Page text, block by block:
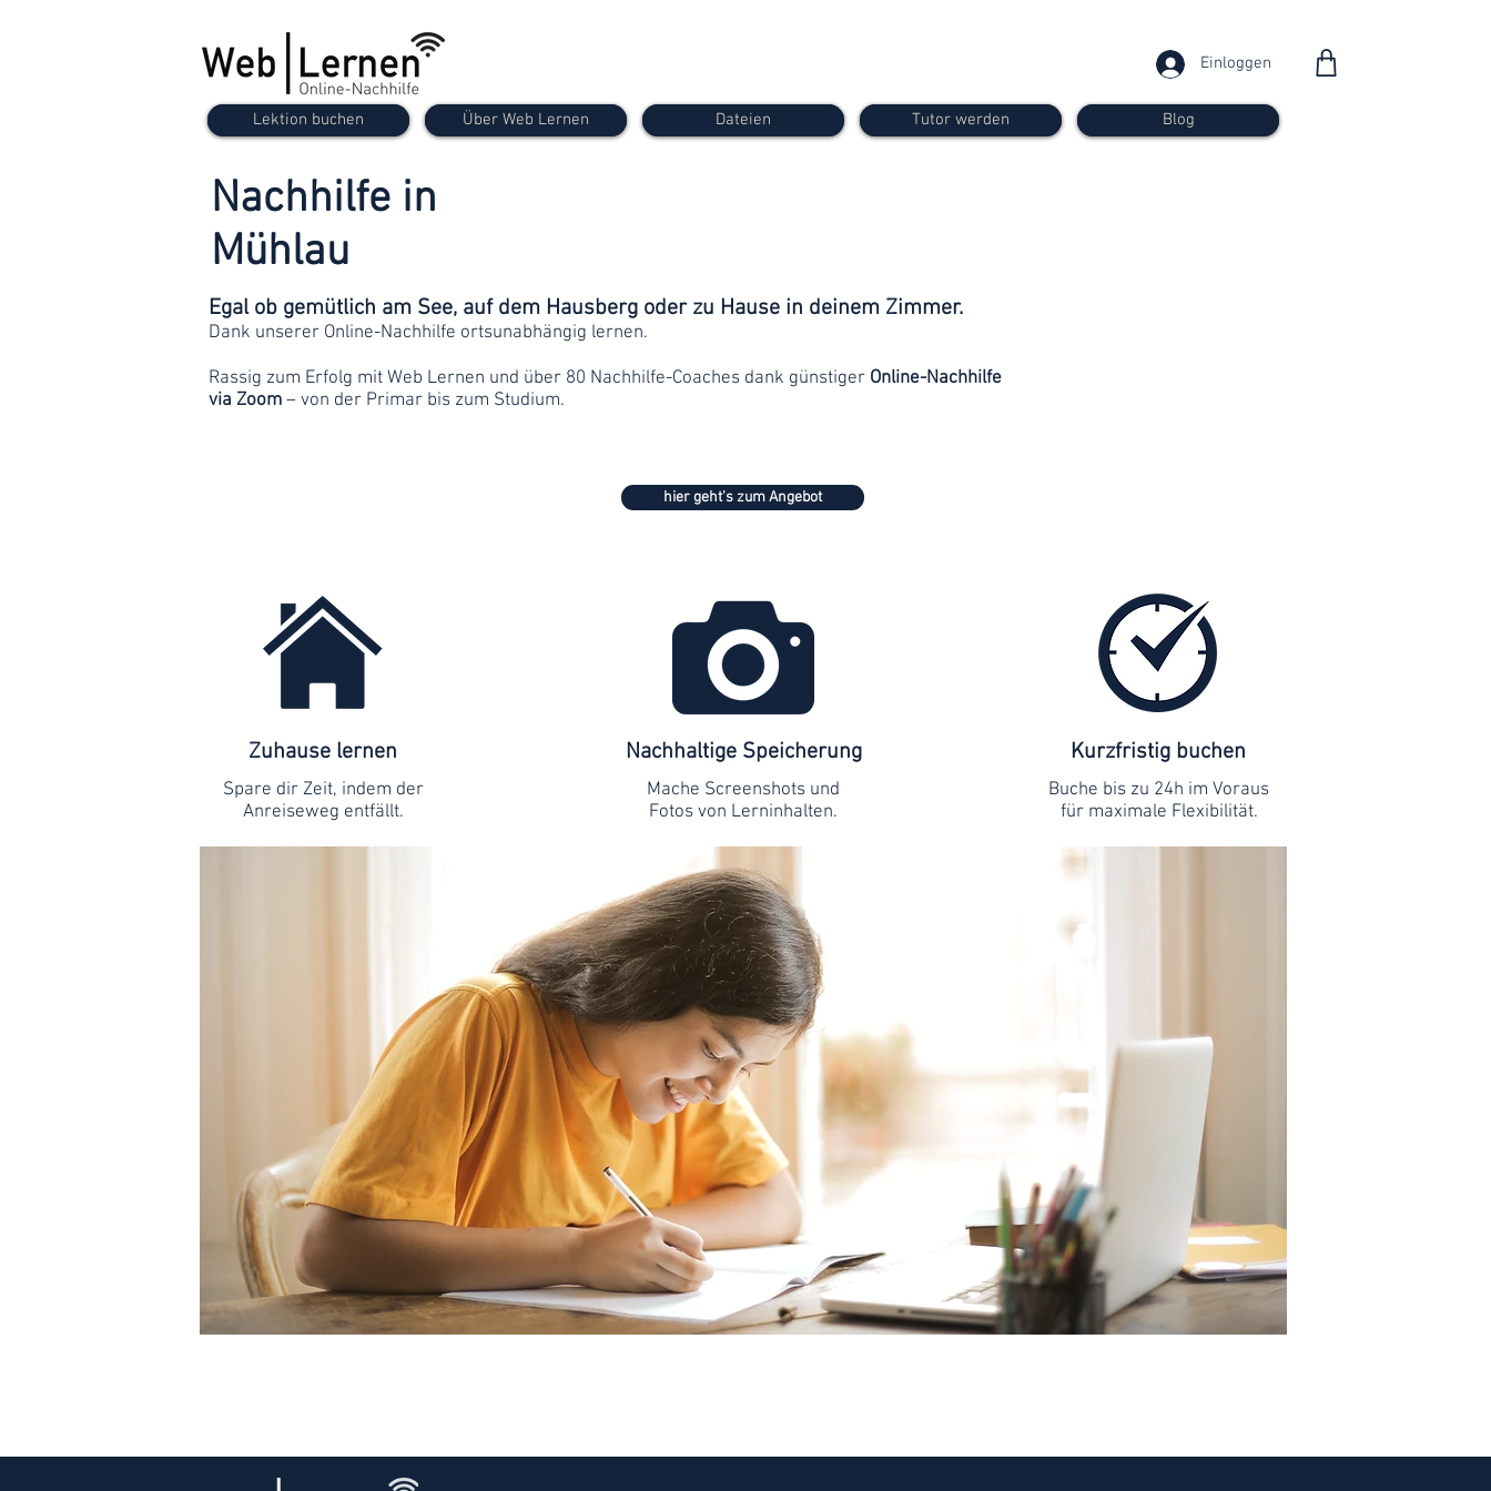
Einloggen
Lektion buchen Über Web Lernen Dateien Tutor werden Blog
Nachhilfe in
Mühlau
Egal ob gemütlich am See, auf dem Hausberg oder zu Hause in deinem Zimmer.
Dank unserer Online-Nachhilfe ortsunabhängig lernen.
Rassig zum Erfolg mit Web Lernen und über 80 Nachhilfe-Coaches dank günstiger Online-Nachhilfe
via Zoom – von der Primar bis zum Studium.
hier geht's zum Angebot
Zuhause lernen
Spare dir Zeit, indem der
Anreiseweg entfällt.
Nachhaltige Speicherung
Mache Screenshots und
Fotos von Lerninhalten.
Kurzfristig buchen
Buche bis zu 24h im Voraus
für maximale Flexibilität.